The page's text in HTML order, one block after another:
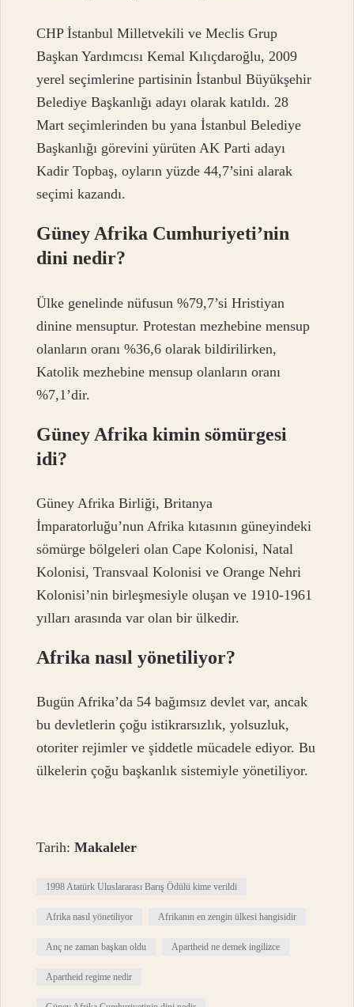
CHP İstanbul Milletvekili ve Meclis Grup
Başkan Yardımcısı Kemal Kılıçdaroğlu, 2009
yerel seçimlerine partisinin İstanbul Büyükşehir
Belediye Başkanlığı adayı olarak katıldı. 28
Mart seçimlerinden bu yana İstanbul Belediye
Başkanlığı görevini yürüten AK Parti adayı
Kadir Topbaş, oyların yüzde 44,7’sini alarak
seçimi kazandı.
Güney Afrika Cumhuriyeti’nin
dini nedir?
Ülke genelinde nüfusun %79,7’si Hristiyan
dinine mensuptur. Protestan mezhebine mensup
olanların oranı %36,6 olarak bildirilirken,
Katolik mezhebine mensup olanların oranı
%7,1’dir.
Güney Afrika kimin sömürgesi
idi?
Güney Afrika Birliği, Britanya
İmparatorluğu’nun Afrika kıtasının güneyindeki
sömürge bölgeleri olan Cape Kolonisi, Natal
Kolonisi, Transvaal Kolonisi ve Orange Nehri
Kolonisi’nin birleşmesiyle oluşan ve 1910-1961
yılları arasında var olan bir ülkedir.
Afrika nasıl yönetiliyor?
Bugün Afrika’da 54 bağımsız devlet var, ancak
bu devletlerin çoğu istikrarsızlık, yolsuzluk,
otoriter rejimler ve şiddetle mücadele ediyor. Bu
ülkelerin çoğu başkanlık sistemiyle yönetiliyor.
Tarih:Makaleler
1998 Atatürk Uluslararası Barış Ödülü kime verildi
Afrika nasıl yönetiliyor Afrikanın en zengin ülkesi hangisidir
Anç ne zaman başkan oldu Apartheid ne demek ingilizce
Apartheid regime nedir